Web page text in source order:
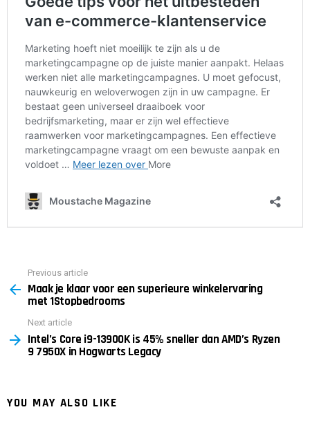
more
Previous article
Maak je klaar voor een superieure winkelervaring
met 1Stopbedrooms
Next article
Intel’s Core i9-13900K is 45% sneller dan AMD’s Ryzen
9 7950X in Hogwarts Legacy
YOU MAY ALSO LIKE